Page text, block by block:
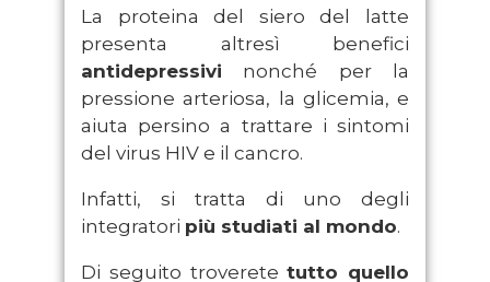
La proteina del siero del latte
presenta altresì benefici
antidepressivi nonché per la
pressione arteriosa, la glicemia, e
aiuta persino a trattare i sintomi
del virus HIV e il cancro.
Infatti, si tratta di uno degli
integratori più studiati al mondo.
Di seguito troveretetutto quello